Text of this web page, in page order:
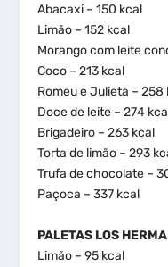
Abacaxi – 150 kcal
Limão – 152 kcal
Morango com leite
Coco – 213 kcal
Romeu e Julieta – 258
Doce de leite – 274
Brigadeiro – 263 kcal
Torta de limão – 293
Trufa de chocolate –
Paçoca – 337 kcal
PALETAS LOS
Limão – 95 kcal